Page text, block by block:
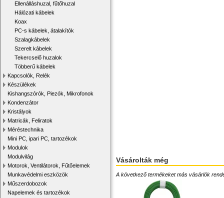
Ellenálláshuzal, fűtőhuzal
Hálózati kábelek
Koax
PC-s kábelek, átalakítók
Szalagkábelek
Szerelt kábelek
Tekercselő huzalok
Többerű kábelek
Kapcsolók, Relék
Készülékek
Kishangszórók, Piezók, Mikrofonok
Kondenzátor
Kristályok
Matricák, Feliratok
Méréstechnika
Mini PC, ipari PC, tartozékok
Modulok
Modulvilág
Motorok, Ventilátorok, Fűtőelemek
Munkavédelmi eszközök
Műszerdobozok
Napelemek és tartozékok
Vásárolták még
A következő termékeket más vásárlók